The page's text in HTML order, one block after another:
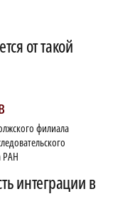
от такой
филиала
РАН
интеграции в